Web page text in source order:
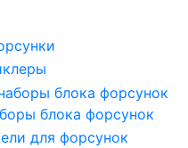
блока форсунок